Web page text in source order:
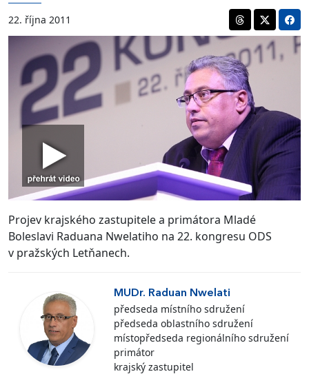
22. října 2011
Projev krajského zastupitele a primátora Mladé
Boleslavi Raduana Nwelatiho na 22. kongresu ODS
v pražských Letňanech.
MUDr. Raduan Nwelati
předseda místního sdružení
předseda oblastního sdružení
místopředseda regionálního sdružení
primátor
krajský zastupitel